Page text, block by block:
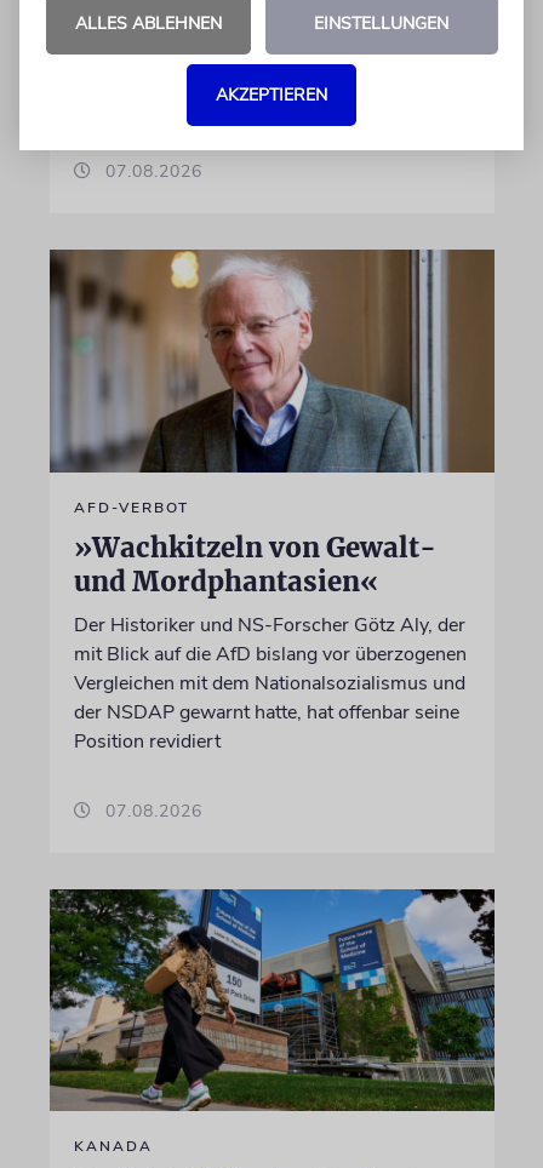
Beim Kauf der Maschine wurde bewusst auf
das System »FalconEye« verzichtet, weil der
israelische Rüstungskonzern Elbit Systems an
dem Produkt beteiligt ist
07.08.2026
AFD-VERBOT
»Wachkitzeln von Gewalt-
und Mordphantasien«
Der Historiker und NS-Forscher Götz Aly, der
mit Blick auf die AfD bislang vor überzogenen
Vergleichen mit dem Nationalsozialismus und
der NSDAP gewarnt hatte, hat offenbar seine
Position revidiert
07.08.2026
KANADA
ALLES ABLEHNEN EINSTELLUNGEN
AKZEPTIEREN